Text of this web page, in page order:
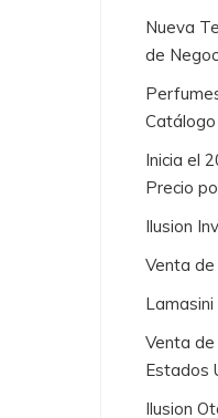
Nueva
de
Inicia el
Precio
Ilusion
Venta
Venta
Estados
Ilusion